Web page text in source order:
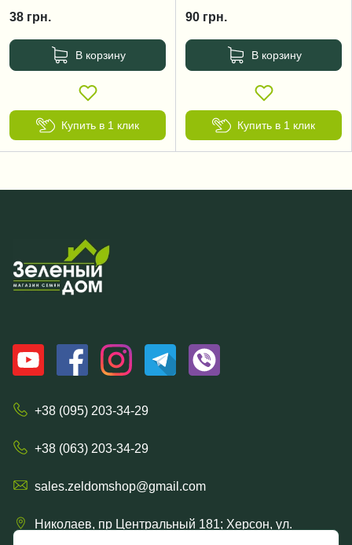
38 грн.
В корзину
Купить в 1 клик
90 грн.
В корзину
Купить в 1 клик
+38 (095) 203-34-29
+38 (063) 203-34-29
sales.zeldomshop@gmail.com
Николаев, пр Центральный 181; Херсон, ул.